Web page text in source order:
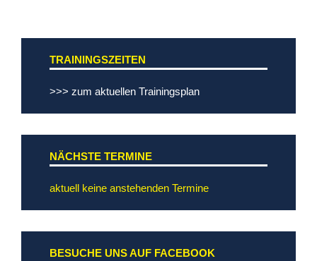
TRAININGSZEITEN
>>> zum aktuellen Trainingsplan
NÄCHSTE TERMINE
aktuell keine anstehenden Termine
BESUCHE UNS AUF FACEBOOK